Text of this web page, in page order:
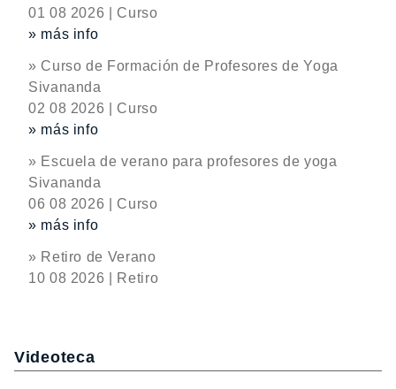
01 08 2026 | Curso
» más info
» Curso de Formación de Profesores de Yoga
Sivananda
02 08 2026 | Curso
» más info
» Escuela de verano para profesores de yoga
Sivananda
06 08 2026 | Curso
» más info
» Retiro de Verano
10 08 2026 | Retiro
Videoteca